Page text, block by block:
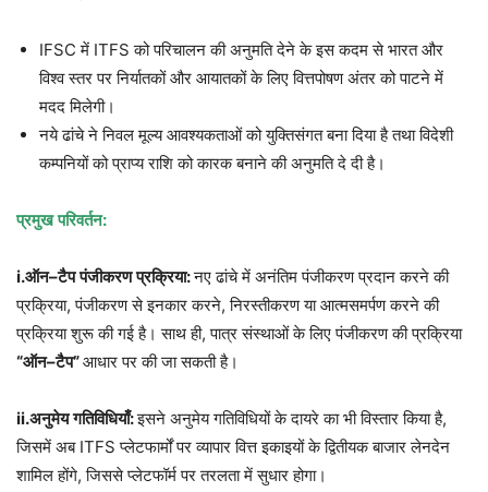
IFSC में ITFS को परिचालन की अनुमति देने के इस कदम से भारत और
विश्व स्तर पर निर्यातकों और आयातकों के लिए वित्तपोषण अंतर को पाटने में
मदद मिलेगी।
नये ढांचे ने निवल मूल्य आवश्यकताओं को युक्तिसंगत बना दिया है तथा विदेशी
कम्पनियों को प्राप्य राशि को कारक बनाने की अनुमति दे दी है।
प्रमुख परिवर्तन:
i.ऑन–टैप पंजीकरण प्रक्रिया:नए ढांचे में अनंतिम पंजीकरण प्रदान करने की
प्रक्रिया, पंजीकरण से इनकार करने, निरस्तीकरण या आत्मसमर्पण करने की
प्रक्रिया शुरू की गई है। साथ ही, पात्र संस्थाओं के लिए पंजीकरण की प्रक्रिया
“ऑन–टैप”आधार पर की जा सकती है।
ii.अनुमेय गतिविधियाँ:इसने अनुमेय गतिविधियों के दायरे का भी विस्तार किया है,
जिसमें अब ITFS प्लेटफार्मों पर व्यापार वित्त इकाइयों के द्वितीयक बाजार लेनदेन
शामिल होंगे, जिससे प्लेटफॉर्म पर तरलता में सुधार होगा।